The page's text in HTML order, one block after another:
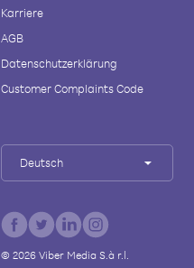
Karriere
AGB
Datenschutzerklärung
Customer Complaints Code
Deutsch
© 2026Viber Media S.à r.l.